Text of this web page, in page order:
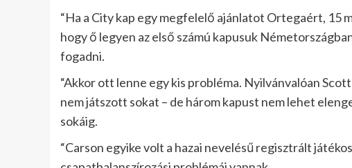
“Ha a City kap egy megfelelő ajánlatot Ortegaért, 15
hogy ő legyen az első számú kapusuk
fogadni.
“Akkor ott lenne egy kis probléma. Nyilvánvalóan
nem játszott sokat – de három kapust nem lehet
sokáig.
“Carson egyike volt a hazai nevelésű regisztrált